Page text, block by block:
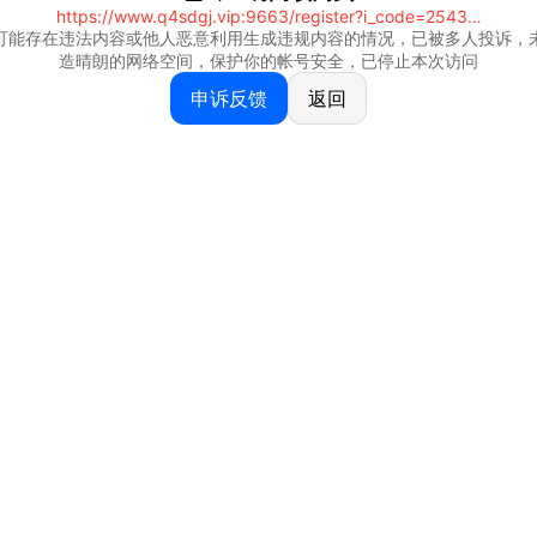
https://www.q4sdgj.vip:9663/register?i_code=25430844
能存在违法内容或他人恶意利用生成违规内容的情况，已被多人投诉，
造晴朗的网络空间，保护你的帐号安全，已停止本次访问
申诉反馈 返回